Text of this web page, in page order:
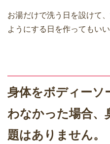
お湯だけで洗う日を設けて
ようにする日を作ってもい
身体をボディーソ
わなかった場合、
題はありません。